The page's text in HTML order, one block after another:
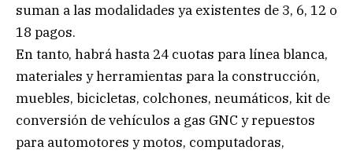
suman a las modalidades ya existentes de 3, 6, 12 o
18 pagos.
En tanto, habrá hasta 24 cuotas para línea blanca,
materiales y herramientas para la construcción,
muebles, bicicletas, colchones, neumáticos, kit de
conversión de vehículos a gas GNC y repuestos
para automotores y motos, computadoras,